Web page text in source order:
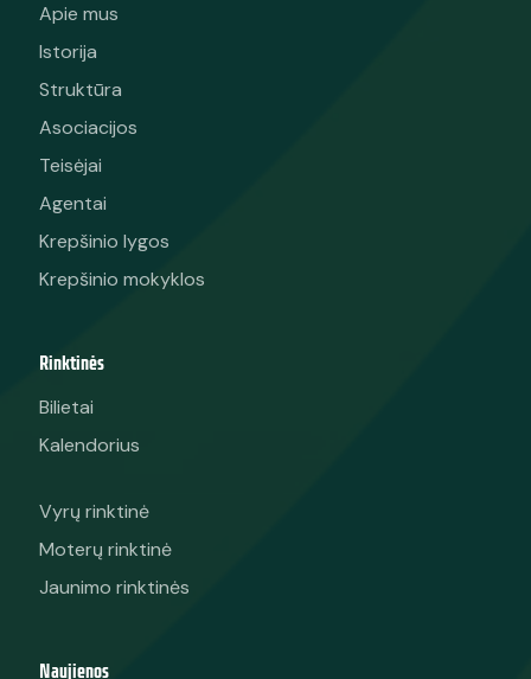
Apie mus
Istorija
Struktūra
Asociacijos
Teisėjai
Agentai
Krepšinio lygos
Krepšinio mokyklos
Rinktinės
Bilietai
Kalendorius
Vyrų rinktinė
Moterų rinktinė
Jaunimo rinktinės
Naujienos